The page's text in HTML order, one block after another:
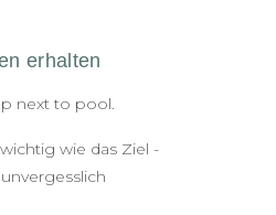
wie das Ziel -